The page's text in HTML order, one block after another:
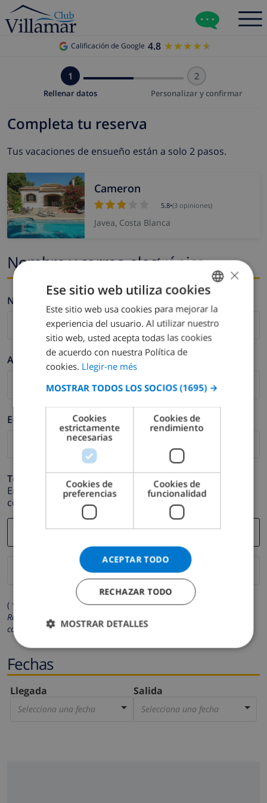
Calificación de Google 4.8 ★★★★★
★★★★★
1
Rellenar datos
2
Personalizar y confirmar
Completa tu reserva
Tus vacaciones de ensueño están a solo 2 pasos.
Cameron
5.8•(3 opiniones)
Javea, Costa Blanca
Nombre y correo electrónico
Nombre *
Apellidos *
E-mail *
Teléfono *
En caso de que su dirección de e-mail no funcione
correctamente.
( * Los campos marcados con un asterisco son obligatorios )
Respetamos su privacidad. Sus datos personales no serán
compartidos con ninguna otra persona o empresa.
Fechas
Llegada
Selecciona una fecha
Salida
Selecciona una fecha
CATALAN
DUTCH
FRENCH
GERMAN
CATALAN
ITALIAN
DANISH
×
Ese sitio web utiliza cookies
Este sitio web usa cookies para mejorar la
experiencia del usuario. Al utilizar nuestro
sitio web, usted acepta todas las cookies
de acuerdo con nuestra Política de
cookies. Llegir-ne més
MOSTRAR TODOS LOS SOCIOS (1695) →
Cookies
estrictamente
necesarias
Cookies de
rendimiento
Cookies de
preferencias
Cookies de
funcionalidad
ACEPTAR TODO
RECHAZAR TODO
MOSTRAR DETALLES